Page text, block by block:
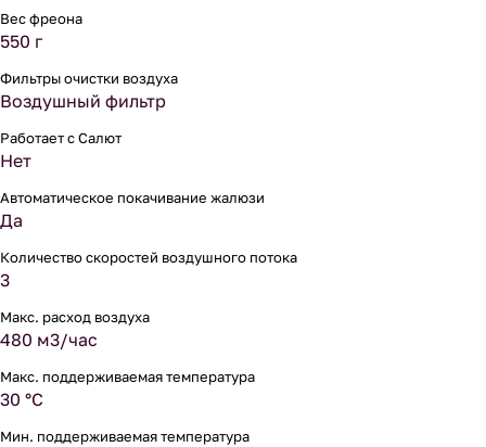
Вес фреона
550 г
Фильтры очистки воздуха
Воздушный фильтр
Работает с Салют
Нет
Автоматическое покачивание жалюзи
Да
Количество скоростей воздушного потока
3
Макс. расход воздуха
480 м3/час
Макс. поддерживаемая температура
30 °С
Мин. поддерживаемая температура